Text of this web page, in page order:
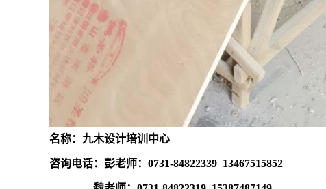
名称：九木设计培训中心
咨询电话：彭老师： 0731-84822339 13467515852